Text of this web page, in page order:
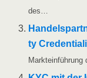
des…
ty
Markt­ein­füh­rung